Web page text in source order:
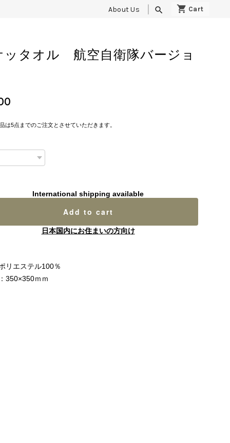
About Us search
ッタオル 航空自衛隊バージョ
は5点までのご注文とさせていただきます。
International shipping available
Add to cart
日本国内にお住まいの方向け
リエステル100％
350×350ｍｍ